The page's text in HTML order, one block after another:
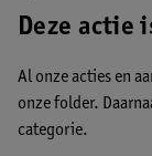
Deze actie
Al onze acties en
onze folder.
categorie.